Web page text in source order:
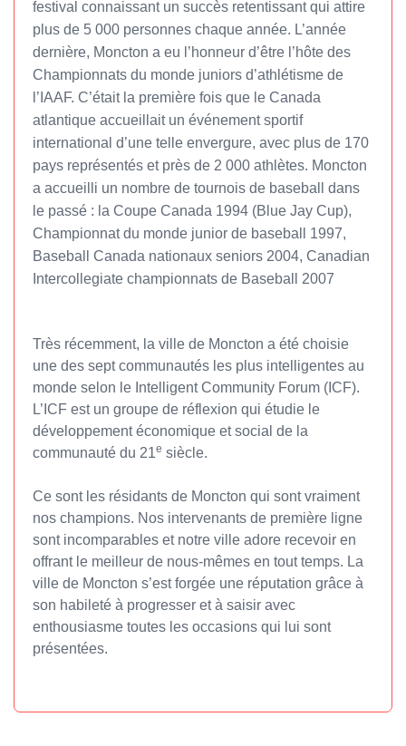
festival connaissant un succès retentissant qui attire
plus de 5 000 personnes chaque année. L’année
dernière, Moncton a eu l’honneur d’être l’hôte des
Championnats du monde juniors d’athlétisme de
l’IAAF. C’était la première fois que le Canada
atlantique accueillait un événement sportif
international d’une telle envergure, avec plus de 170
pays représentés et près de 2 000 athlètes. Moncton
a accueilli un nombre de tournois de baseball
dans
le passé : la Coupe Canada 1994 (Blue Jay Cup),
Championnat du monde junior de baseball 1997,
Baseball Canada nationaux seniors 2004, Canadian
Intercollegiate championnats de Baseball 2007
Très récemment, la ville de Moncton a été choisie
une des sept communautés les plus intelligentes au
monde selon le Intelligent Community Forum (ICF).
L’ICF est un groupe de réflexion qui étudie le
développement économique et social de la
communauté du 21e siècle.
Ce sont les résidants de Moncton qui sont vraiment
nos champions. Nos intervenants de première ligne
sont incomparables et notre ville adore recevoir en
offrant le meilleur de nous-mêmes en tout temps. La
ville de Moncton s’est forgée une réputation grâce à
son habileté à progresser et à saisir avec
enthousiasme toutes les occasions qui lui sont
présentées.